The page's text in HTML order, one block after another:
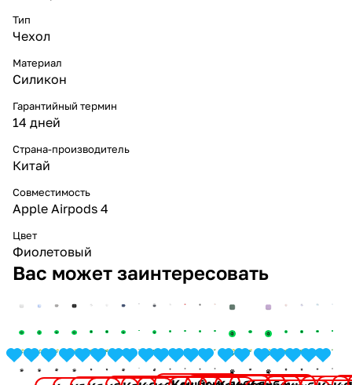
Тип
Чехол
Материал
Силикон
Гарантийный термин
14 дней
Страна-производитель
Китай
Совместимость
Apple Airpods 4
Цвет
Фиолетовый
Вас может заинтересовать